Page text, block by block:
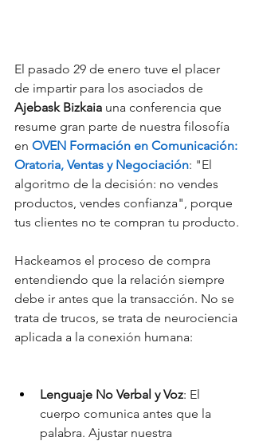
El pasado 29 de enero tuve el placer
de impartir para los asociados de
Ajebask Bizkaia una conferencia que
resume gran parte de nuestra filosofía
en OVEN Formación en Comunicación:
Oratoria, Ventas y Negociación: "El
algoritmo de la decisión: no vendes
productos, vendes confianza", porque
tus clientes no te compran tu producto.
​Hackeamos el proceso de compra
entendiendo que la relación siempre
debe ir antes que la transacción. No se
trata de trucos, se trata de neurociencia
aplicada a la conexión humana:
​Lenguaje No Verbal y Voz: El
cuerpo comunica antes que la
palabra. Ajustar nuestra